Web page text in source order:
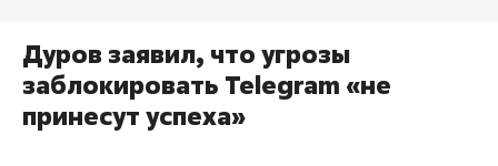
Дуров заявил, что угрозы
заблокировать Telegram «не
принесут успеха»